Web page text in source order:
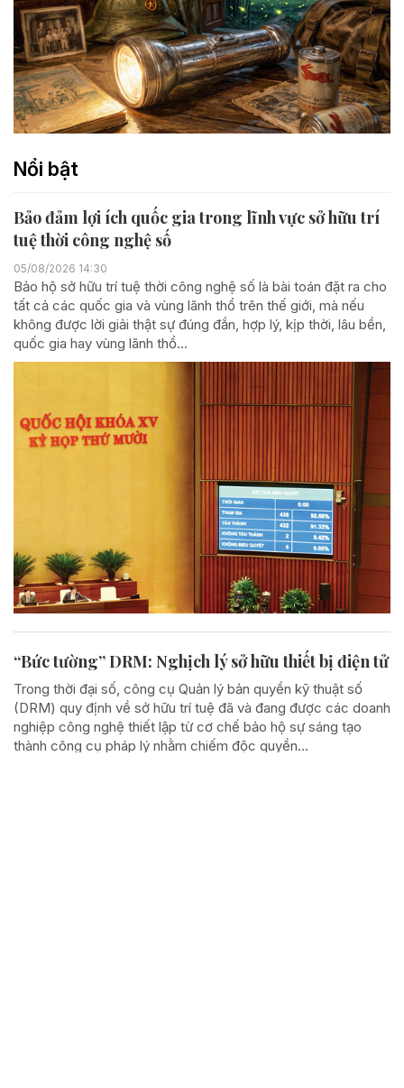
Nổi bật
Bảo đảm lợi ích quốc gia trong lĩnh vực sở hữu trí
tuệ thời công nghệ số
05/08/2026 14:30
Bảo hộ sở hữu trí tuệ thời công nghệ số là bài toán đặt ra cho
tất cả các quốc gia và vùng lãnh thổ trên thế giới, mà nếu
không được lời giải thật sự đúng đắn, hợp lý, kịp thời, lâu bền,
quốc gia hay vùng lãnh thổ...
“Bức tường” DRM: Nghịch lý sở hữu thiết bị điện tử
Trong thời đại số, công cụ Quản lý bản quyền kỹ thuật số
(DRM) quy định về sở hữu trí tuệ đã và đang được các doanh
nghiệp công nghệ thiết lập từ cơ chế bảo hộ sự sáng tạo
thành công cụ pháp lý nhằm chiếm độc quyền...